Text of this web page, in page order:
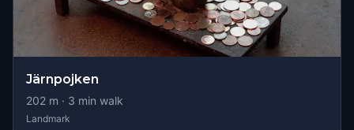
Järnpojken
202 m · 3 min walk
Landmark